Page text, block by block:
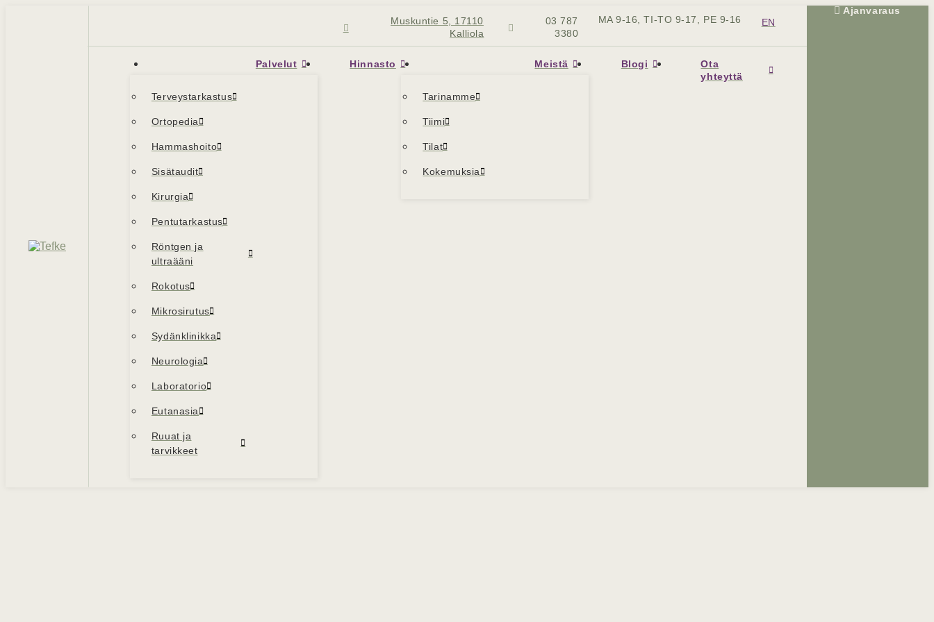
Muskuntie 5, 17110
Kalliola
03 787
3380
MA 9-16, TI-TO 9-17, PE 9-16 EN
Palvelut
Terveystarkastus
Ortopedia
Hammashoito
Sisätaudit
Kirurgia
Pentutarkastus
Röntgen ja
ultraääni
Rokotus
Mikrosirutus
Sydänklinikka
Neurologia
Laboratorio
Eutanasia
Ruuat ja
tarvikkeet
Hinnasto Meistä
Tarinamme
Tiimi
Tilat
Kokemuksia
Blogi
Ota
yhteyttä
Ajanvaraus